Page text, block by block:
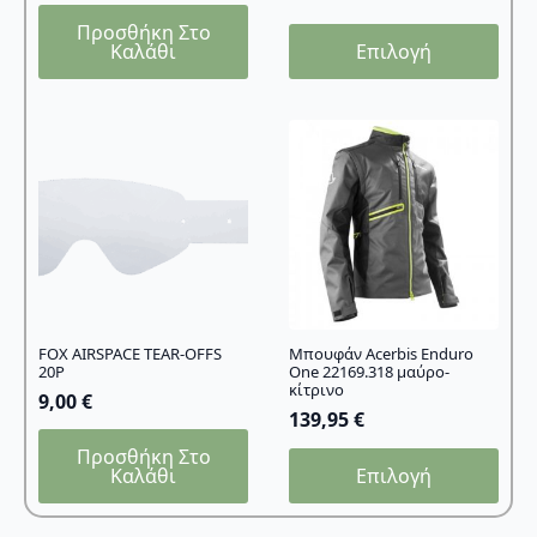
Προσθήκη Στο
Καλάθι Επιλογή
Αυτό
προϊόν
πολλαπλές
παραλλαγές.
επιλογές
μπορούν
επιλεγούν
σελίδα
του
προϊόντος
FOX AIRSPACE TEAR-OFFS
20P
9,00€
Προσθήκη Στο
Καλάθι
Μπουφάν Acerbis Enduro
One 22169.318 μαύρο-
κίτρινο
139,95€
Επιλογή
Αυτό
προϊόν